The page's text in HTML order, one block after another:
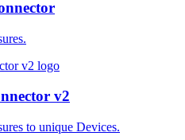
v2
to unique Devices.